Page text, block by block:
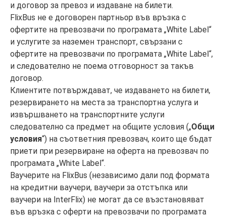
и договор за превоз и издаване на билети.
FlixBus не е договорен партньор във връзка с
офертите на превозвачи по програмата „White Label“
и услугите за наземен транспорт, свързани с
офертите на превозвачи по програмата „White Label“,
и следователно не поема отговорност за такъв
договор.
Клиентите потвърждават, че издаването на билети,
резервирането на места за транспортна услуга и
извършването на транспортните услуги
следователно са предмет на общите условия („Общи
условия“) на съответния превозвач, които ще бъдат
приети при резервиране на оферта на превозвач по
програмата „White Label“.
Ваучерите на FlixBus (независимо дали под формата
на кредитни ваучери, ваучери за отстъпка или
ваучери на InterFlix) не могат да се възстановяват
във връзка с оферти на превозвачи по програмата